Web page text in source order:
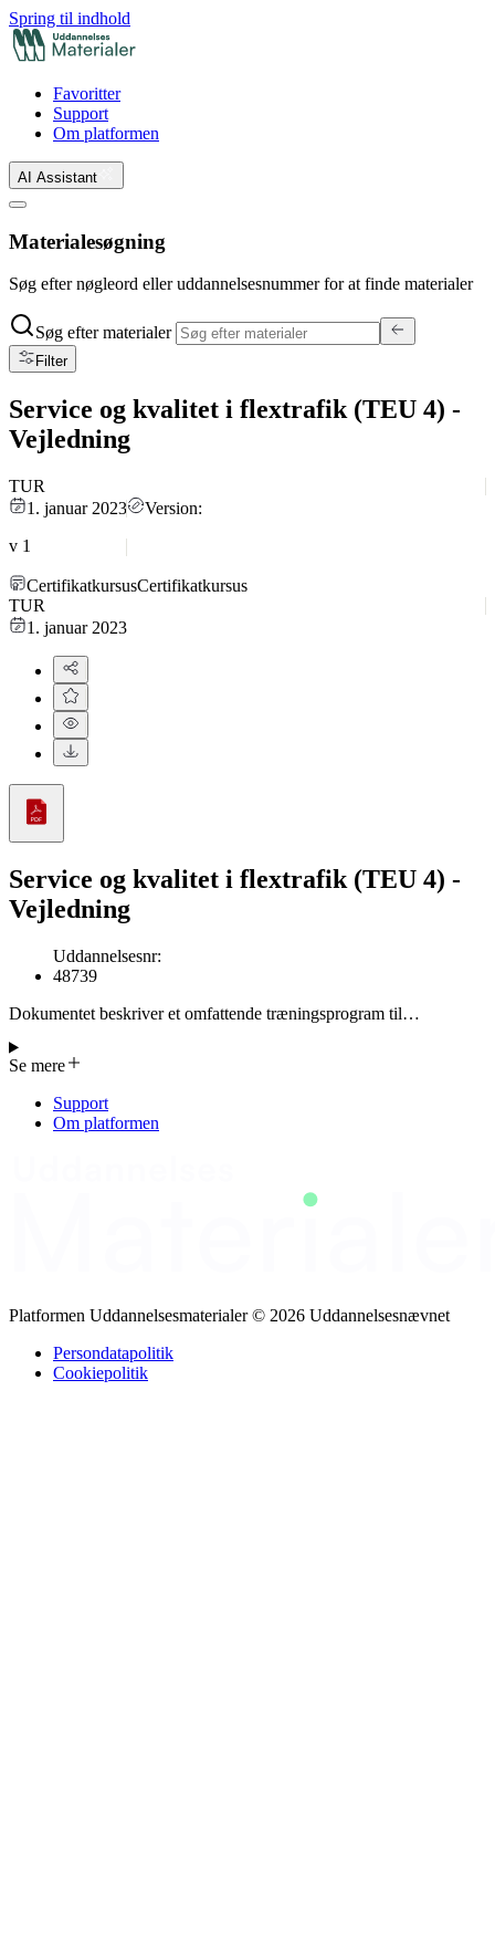
Spring til indhold
Favoritter
Support
Om platformen
AI Assistant
Materialesøgning
Søg efter nøgleord eller uddannelsesnummer for at finde materialer
Søg efter materialer
Filter
Service og kvalitet i flextrafik (TEU 4) -
Vejledning
TUR
1. januar 2023
Version:
v 1
CertifikatkursusCertifikatkursus
TUR
1. januar 2023
Service og kvalitet i flextrafik (TEU 4) -
Vejledning
Uddannelsesnr:
48739
Dokumentet beskriver et omfattende træningsprogram til
servicekvalitet, kundeservice og klageretning. Programmet er opdelt
i fem dage med specifikke emner som lederskab, forandringsledelse,
kundeservice og klageresolution. Der er en balance mellem teori og
praksis, med indhold som gruppearbejde, individuelle opgaver og
plenarforløb. Programmet afsluttes med en certificeringsprøve, der
Dokumentet angiver også kravene til instruktører og
undervisningsfaciliteter, for at sikre en struktureret og effektiv
Se mere
Support
Om platformen
Platformen Uddannelsesmaterialer © 2026 Uddannelsesnævnet
Persondatapolitik
Cookiepolitik